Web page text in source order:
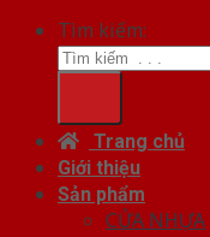
Tìm kiếm:
Trang chủ
Giới thiệu
Sản phẩm
CỬA NHỰA